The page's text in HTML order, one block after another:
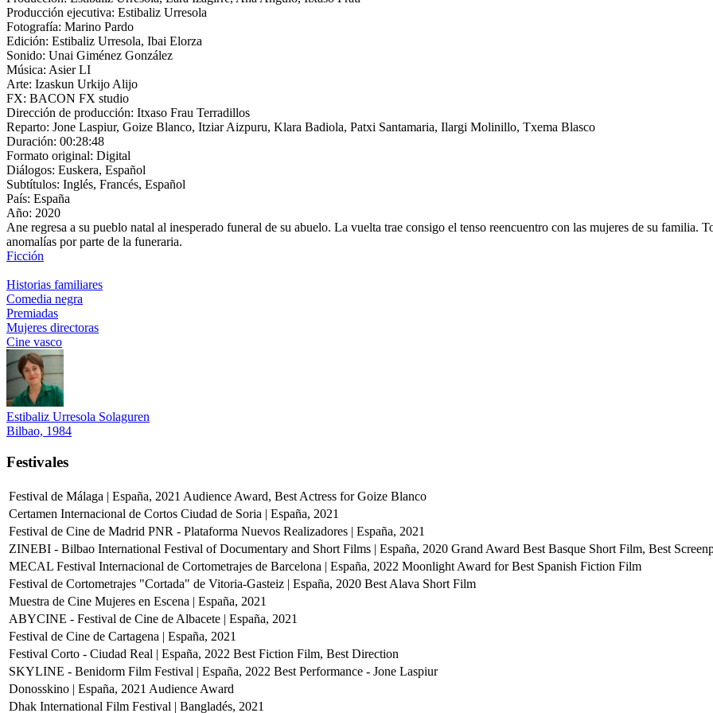
Producción ejecutiva: Estibaliz Urresola
Fotografía: Marino Pardo
Edición: Estibaliz Urresola, Ibai Elorza
Sonido: Unai Giménez González
Música: Asier LI
Arte: Izaskun Urkijo Alijo
FX: BACON FX studio
Dirección de producción: Itxaso Frau Terradillos
Reparto: Jone Laspiur, Goize Blanco, Itziar Aizpuru, Klara Badiola, Patxi Santamaria, Ilargi Molinillo, Txema Blasco
Duración: 00:28:48
Formato original: Digital
Diálogos: Euskera, Español
Subtítulos: Inglés, Francés, Español
País: España
Año: 2020
Ane regresa a su pueblo natal al inesperado funeral de su abuelo. La vuelta trae consigo el tenso reencuentro con las mujeres de su familia.
anomalías por parte de la funeraria.
Ficción
Historias familiares
Comedia negra
Premiadas
Mujeres directoras
Cine vasco
Estibaliz Urresola Solaguren
Bilbao, 1984
Festivales
Festival de Málaga | España, 2021 Audience Award, Best Actress for Goize Blanco
Certamen Internacional de Cortos Ciudad de Soria | España, 2021
Festival de Cine de Madrid PNR - Plataforma Nuevos Realizadores | España, 2021
ZINEBI - Bilbao International Festival of Documentary and Short Films | España, 2020 Grand Award Best Basque Short Film, Best
MECAL Festival Internacional de Cortometrajes de Barcelona | España, 2022 Moonlight Award for Best Spanish Fiction Film
Festival de Cortometrajes "Cortada" de Vitoria-Gasteiz | España, 2020 Best Alava Short Film
Muestra de Cine Mujeres en Escena | España, 2021
ABYCINE - Festival de Cine de Albacete | España, 2021
Festival de Cine de Cartagena | España, 2021
Festival Corto - Ciudad Real | España, 2022 Best Fiction Film, Best Direction
SKYLINE - Benidorm Film Festival | España, 2022 Best Performance - Jone Laspiur
Donosskino | España, 2021 Audience Award
Dhak International Film Festival | Bangladés, 2021